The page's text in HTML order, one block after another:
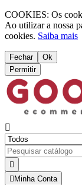
COOKIES: Os
Ao utilizar a nossa
cookies. Saiba mais
Fechar
Ok
Permitir


 Minha Conta